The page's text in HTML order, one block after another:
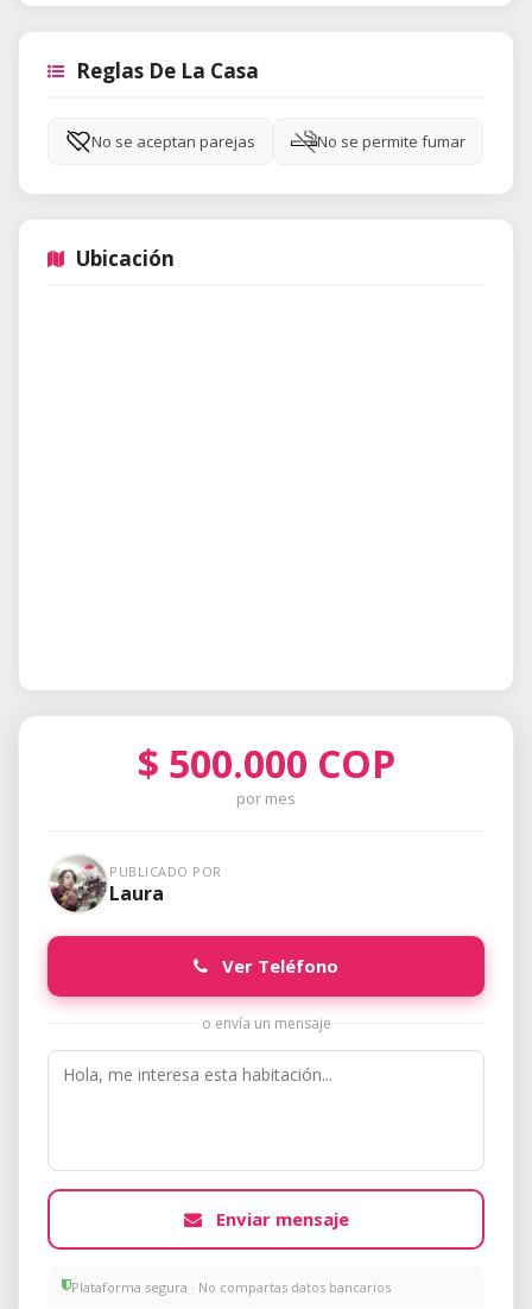
Reglas De La Casa
No se aceptan parejas No se permite fumar
Ubicación
$ 500.000 COP
por mes
PUBLICADO POR
Laura
Ver Teléfono
o envía un mensaje
Enviar mensaje
Plataforma segura · No compartas datos bancarios